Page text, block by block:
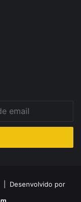
| Desenvolvido por